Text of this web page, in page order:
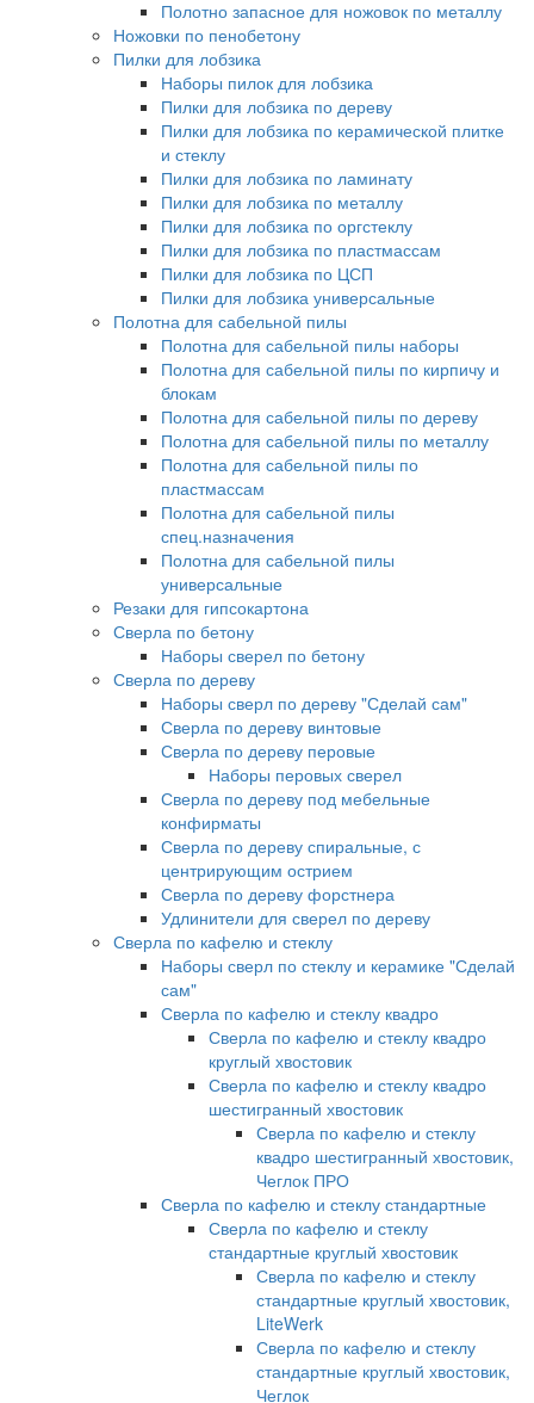
Полотно запасное для ножовок по металлу
Ножовки по пенобетону
Пилки для лобзика
Наборы пилок для лобзика
Пилки для лобзика по дереву
Пилки для лобзика по керамической плитке
и стеклу
Пилки для лобзика по ламинату
Пилки для лобзика по металлу
Пилки для лобзика по оргстеклу
Пилки для лобзика по пластмассам
Пилки для лобзика по ЦСП
Пилки для лобзика универсальные
Полотна для сабельной пилы
Полотна для сабельной пилы наборы
Полотна для сабельной пилы по кирпичу и
блокам
Полотна для сабельной пилы по дереву
Полотна для сабельной пилы по металлу
Полотна для сабельной пилы по
пластмассам
Полотна для сабельной пилы
спец.назначения
Полотна для сабельной пилы
универсальные
Резаки для гипсокартона
Сверла по бетону
Наборы сверел по бетону
Сверла по дереву
Наборы сверл по дереву "Сделай сам"
Сверла по дереву винтовые
Сверла по дереву перовые
Наборы перовых сверел
Сверла по дереву под мебельные
конфирматы
Сверла по дереву спиральные, с
центрирующим острием
Сверла по дереву форстнера
Удлинители для сверел по дереву
Сверла по кафелю и стеклу
Наборы сверл по стеклу и керамике "Сделай
сам"
Сверла по кафелю и стеклу квадро
Сверла по кафелю и стеклу квадро
круглый хвостовик
Сверла по кафелю и стеклу квадро
шестигранный хвостовик
Сверла по кафелю и стеклу
квадро шестигранный хвостовик,
Чеглок ПРО
Сверла по кафелю и стеклу стандартные
Сверла по кафелю и стеклу
стандартные круглый хвостовик
Сверла по кафелю и стеклу
стандартные круглый хвостовик,
LiteWerk
Сверла по кафелю и стеклу
стандартные круглый хвостовик,
Чеглок